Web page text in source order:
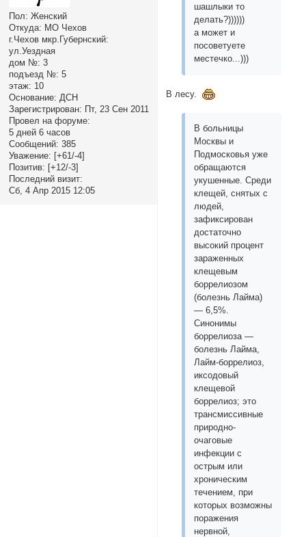
Пол: Женский
Откуда: МО Чехов
г.Чехов мкр.Губернский:
ул.Уездная
дом №: 3
подъезд №: 5
этаж: 10
Основание: ДСН
Зарегистрирован: Пт, 23 Сен 2011
Провел на форуме:
5 дней 6 часов
Сообщений: 385
Уважение: [+61/-4]
Позитив: [+12/-3]
Последний визит:
Сб, 4 Апр 2015 12:05
шашлыки то
делать?))))))
а может и
посоветуете
местечко...)))
В лесу.
В больницы
Москвы и
Подмосковья уже
обращаются
укушенные. Среди
клещей, снятых с
людей,
зафиксирован
достаточно
высокий процент
зараженных
клещевым
боррелиозом
(болезнь Лайма)
— 6,5%.
Синонимы
боррелиоза —
болезнь Лайма,
Лайм-боррелиоз,
иксодовый
клещевой
боррелиоз; это
трансмиссивные
природно-
очаговые
инфекции с
острым или
хроническим
течением, при
которых возможны
поражения
нервной,